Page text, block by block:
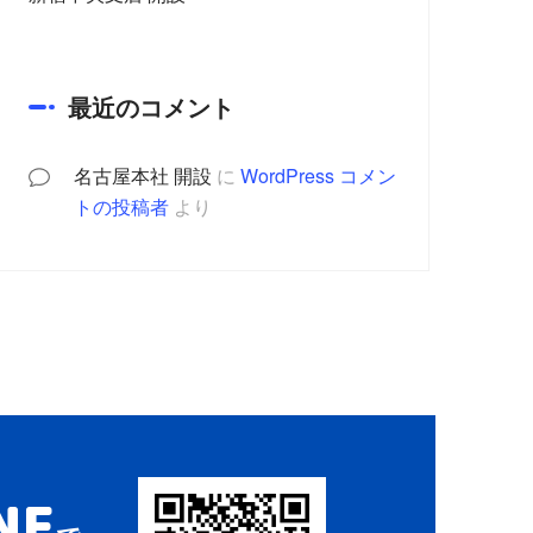
最近のコメント
名古屋本社 開設 に WordPress コメン
トの投稿者より